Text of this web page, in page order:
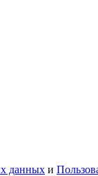
данных и